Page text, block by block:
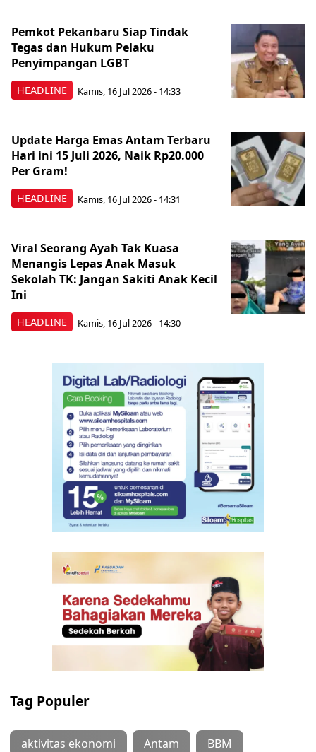
HEADLINE
Pemkot Pekanbaru Siap Tindak
Tegas dan Hukum Pelaku
Penyimpangan LGBT
Kamis, 16 Jul 2026 - 14:33
HEADLINE
Update Harga Emas Antam Terbaru
Hari ini 15 Juli 2026, Naik Rp20.000
Per Gram!
Kamis, 16 Jul 2026 - 14:31
HEADLINE
Viral Seorang Ayah Tak Kuasa
Menangis Lepas Anak Masuk
Sekolah TK: Jangan Sakiti Anak Kecil
Ini
Kamis, 16 Jul 2026 - 14:30
Tag Populer
aktivitas ekonomi Antam BBM